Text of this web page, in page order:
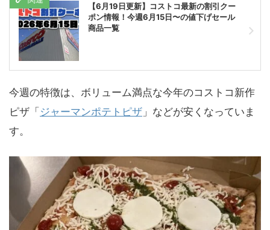
【6月19日更新】コストコ最新の割引クー
ポン情報！今週6月15日〜の値下げセール
商品一覧
今週の特徴は、ボリューム満点な今年のコストコ新作
ピザ「ジャーマンポテトピザ 」などが安くなっていま
す。